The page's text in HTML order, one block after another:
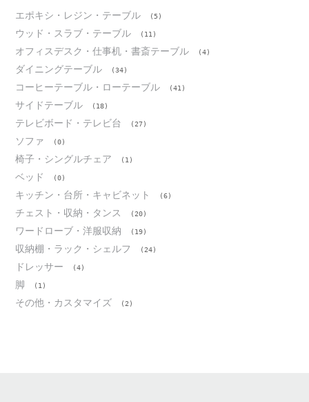
エポキシ・レジン・テーブル (5)
ウッド・スラブ・テーブル (11)
オフィスデスク・仕事机・書斎テーブル (4)
ダイニングテーブル (34)
コーヒーテーブル・ローテーブル (41)
サイドテーブル (18)
テレビボード・テレビ台 (27)
ソファ (0)
椅子・シングルチェア (1)
ベッド (0)
キッチン・台所・キャビネット (6)
チェスト・収納・タンス (20)
ワードローブ・洋服収納 (19)
収納棚・ラック・シェルフ (24)
ドレッサー (4)
脚 (1)
その他・カスタマイズ (2)